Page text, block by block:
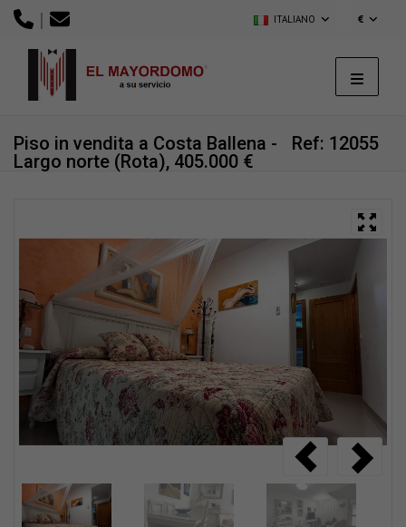
| ITALIANO €
Ref: 12055
Piso in vendita a Costa Ballena -
Largo norte (Rota), 405.000 €